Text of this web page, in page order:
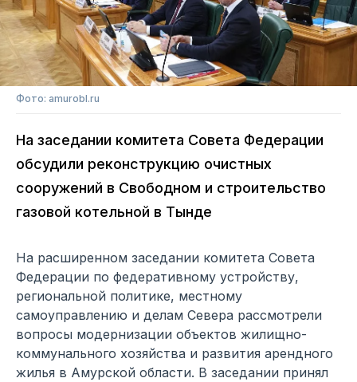
Фото: amurobl.ru
На заседании комитета Совета Федерации
обсудили реконструкцию очистных
сооружений в Свободном и строительство
газовой котельной в Тынде
На расширенном заседании комитета Совета
Федерации по федеративному устройству,
региональной политике, местному
самоуправлению и делам Севера рассмотрели
вопросы модернизации объектов жилищно-
коммунального хозяйства и развития арендного
жилья в Амурской области. В заседании принял